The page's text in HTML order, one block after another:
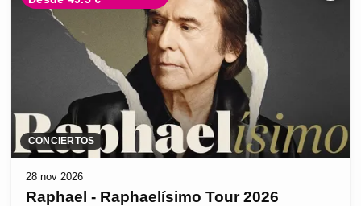
CONCIERTOS
28 nov 2026
Raphael - Raphaelísimo Tour 2026